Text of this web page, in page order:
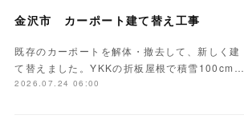
金沢市 カーポート建て替え工事
既存のカーポートを解体・撤去して、新しく建
て替えました。YKKの折板屋根で積雪100cm…
2026.07.24 06:00